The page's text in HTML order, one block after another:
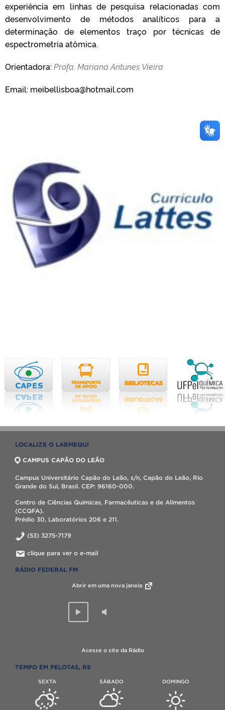
experiência em linhas de pesquisa relacionadas com
desenvolvimento de métodos analíticos para a
determinação de elementos traço por técnicas de
espectrometria atômica.
Orientadora:Profa. Mariana Antunes Vieira
Email: meibellisboa@hotmail.com
LOCALIZE O LABMEQUI
CAMPUS CAPÃO DO LEÃO
Campus Universitário Capão do Leão, s/n, Capão do Leão, Rio
Grande do Sul, Brasil. CEP: 96160-000.
Centro de Ciências Químicas, Farmacêuticas e de Alimentos
(CCQFA).
Prédio 30, Laboratórios 206 e 211.
(53) 3275-7179
clique para ver o e-mail
RÁDIO FEDERAL FM
Abrir em uma nova janela
Acesse o site da Rádio
TEMPO EM PELOTAS, RS
SEXTA SÁBADO DOMINGO